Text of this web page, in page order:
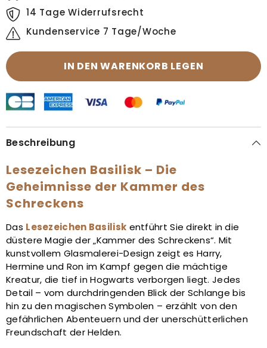
14 Tage Widerrufsrecht
Kundenservice 7 Tage/Woche
IN DEN WARENKORB LEGEN
Beschreibung
Lesezeichen Basilisk – Die
Geheimnisse der Kammer des
Schreckens
Das Lesezeichen Basilisk entführt Sie direkt in die
düstere Magie der „Kammer des Schreckens“. Mit
kunstvollem Glasmalerei-Design zeigt es Harry,
Hermine und Ron im Kampf gegen die mächtige
Kreatur, die tief in Hogwarts verborgen liegt. Jedes
Detail – vom durchdringenden Blick der Schlange bis
hin zu den magischen Symbolen – erzählt von den
gefährlichen Abenteuern und der unerschütterlichen
Freundschaft der Helden.